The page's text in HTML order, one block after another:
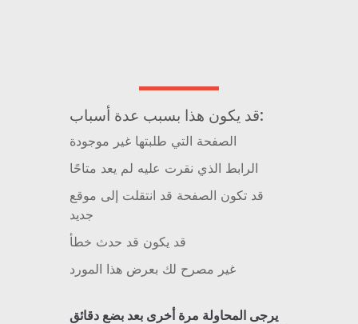
قد يكون هذا بسبب عدة أسباب:
الصفحة التي طلبتها غير موجودة
الرابط الذي نقرت عليه لم يعد متاحًا
قد تكون الصفحة قد انتقلت إلى موقع
جديد
قد يكون قد حدث خطأ
غير مصرح لك بعرض هذا المورد
يرجى المحاولة مرة أخرى بعد بضع دقائق